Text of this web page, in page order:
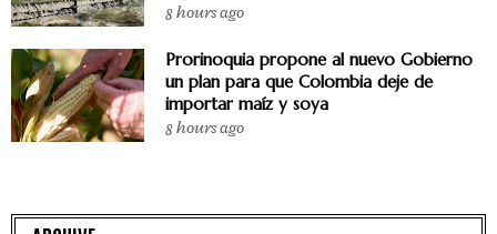
8 hours ago
Prorinoquia propone al nuevo Gobierno
un plan para que Colombia deje de
importar maíz y soya
8 hours ago